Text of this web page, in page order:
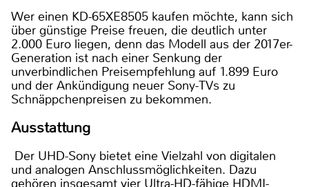
Wer einen KD-65XE8505 kaufen möchte, kann sich
über günstige Preise freuen, die deutlich unter
2.000 Euro liegen, denn das Modell aus der 2017er-
Generation ist nach einer Senkung der
unverbindlichen Preisempfehlung auf 1.899 Euro
und der Ankündigung neuer Sony-TVs zu
Schnäppchenpreisen zu bekommen.
Ausstattung
Der UHD-Sony bietet eine Vielzahl von digitalen
und analogen Anschlussmöglichkeiten. Dazu